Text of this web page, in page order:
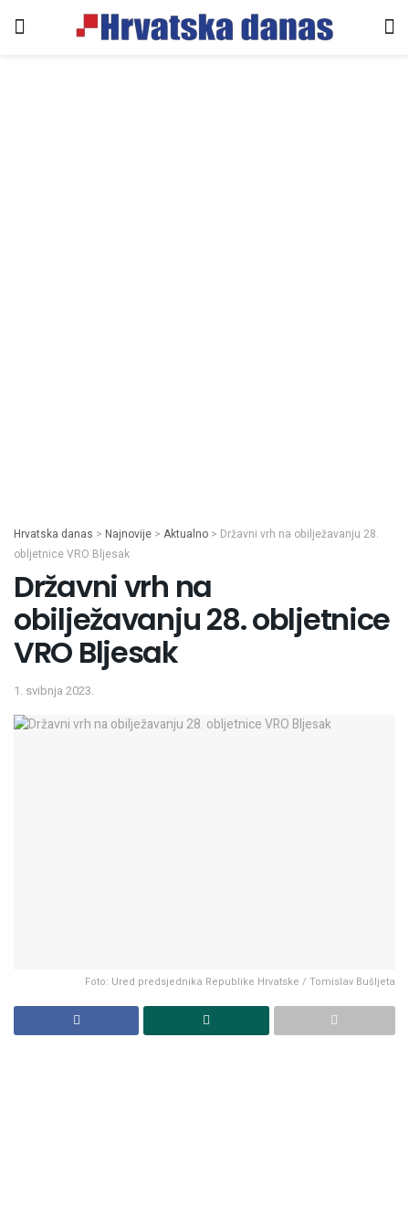
Hrvatska danas > Najnovije > Aktualno > Državni vrh na obilježavanju 28.
obljetnice VRO Bljesak
Državni vrh na
obilježavanju 28. obljetnice
VRO Bljesak
1. svibnja 2023.
Foto: Ured predsjednika Republike Hrvatske / Tomislav Bušljeta